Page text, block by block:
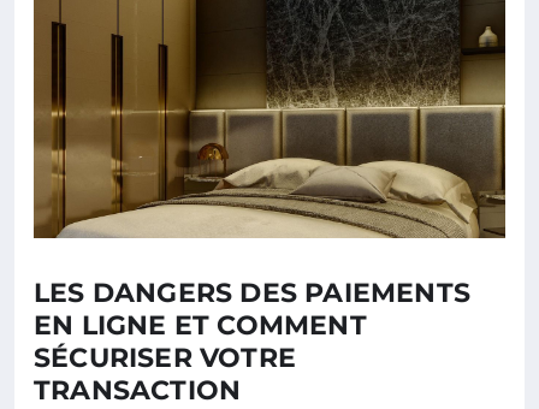
LES DANGERS DES PAIEMENTS
EN LIGNE ET COMMENT
SÉCURISER VOTRE
TRANSACTION